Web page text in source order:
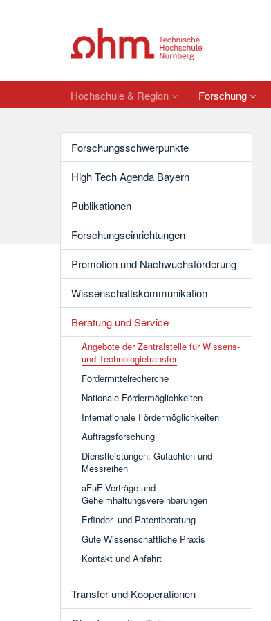
Hochschule & Region Forschung
Forschungsschwerpunkte
High Tech Agenda Bayern
Publikationen
Forschungseinrichtungen
Promotion und Nachwuchsförderung
Wissenschaftskommunikation
Beratung und Service
Angebote der Zentralstelle für Wissens-
und Technologietransfer
Fördermittelrecherche
Nationale Fördermöglichkeiten
Internationale Fördermöglichkeiten
Auftragsforschung
Dienstleistungen: Gutachten und
Messreihen
aFuE-Verträge und
Geheimhaltungsvereinbarungen
Erfinder- und Patentberatung
Gute Wissenschaftliche Praxis
Kontakt und Anfahrt
Transfer und Kooperationen